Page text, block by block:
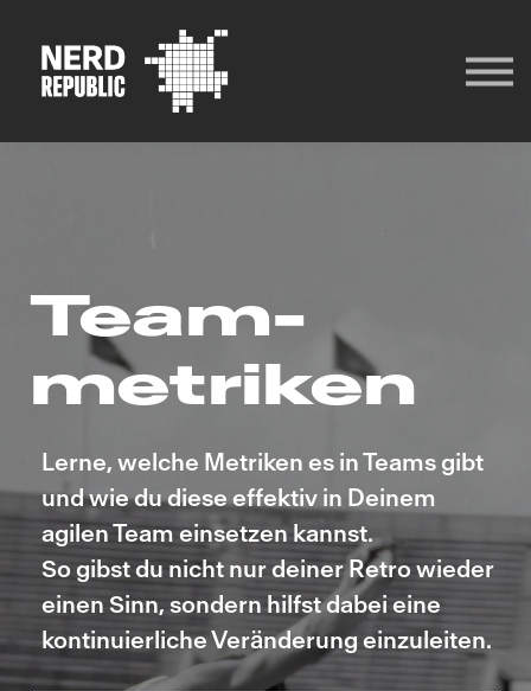
ANMELDEN
REGISTRIEREN
Team­
metriken
Lerne, welche Metriken es in Teams gibt
und wie du diese effektiv in Deinem
agilen Team einsetzen kannst.
So gibst du nicht nur deiner Retro wieder
einen Sinn, sondern hilfst dabei eine
kontinuierliche Veränderung einzuleiten.